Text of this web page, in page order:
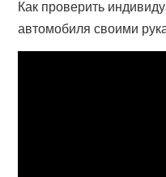
Как проверить
автомобиля своими